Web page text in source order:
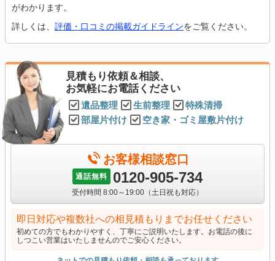
がわかります。
詳しくは、 評価・口コミの掲載ガイドラインをご覧ください。
見積もり依頼＆相談、
お気軽にお電話ください
遺品整理 生前整理
特殊清掃
部屋片付け
空き家・ゴミ屋敷片付け
お客様相談窓口
通話無料 0120-905-734
受付時間 8:00～19:00（土日祝も対応）
即日対応や複数社への相見積もりまでお任せください
初めての方でもわかりやすく、丁寧にご説明いたします。お電話の後に
しつこい営業はいたしませんのでご安心ください。